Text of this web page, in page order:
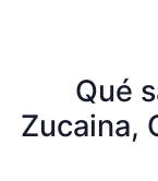
Qué
Zucaina,